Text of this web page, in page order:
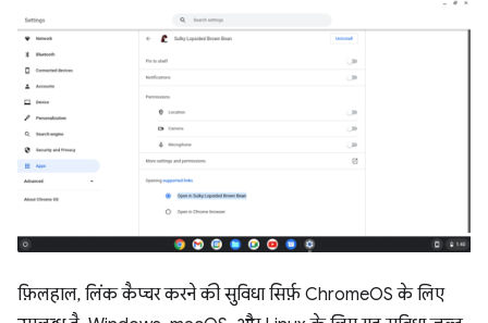
फ़िलहाल, लिंक कैप्चर करने की सुविधा सिर्फ़ ChromeOS के लिए